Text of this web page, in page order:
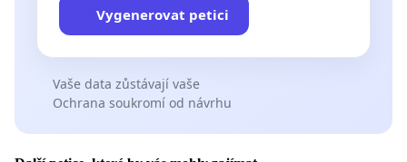
Vygenerovat petici
Vaše data zůstávají vaše
Ochrana soukromí od návrhu